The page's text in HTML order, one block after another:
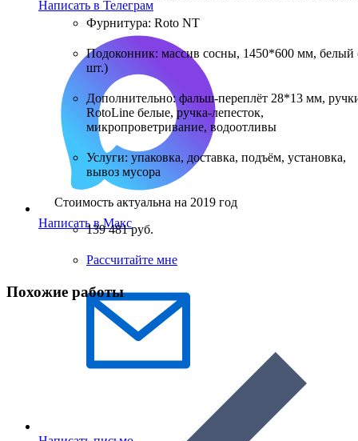
Написать в Телеграм
Написать в Макс
Фурнитура: Roto NT
Подоконник: массив сосны, 1450*600 мм, белый
шт.)
Дополнительно: фальш-переплёт 28*13 мм,
RotoLine белые, ручка-лепесток,
микропроветривание, водоотливы
Услуги: упаковка, доставка, подъём, установка,
вывоз мусора
Стоимость актуальна на 2019 год
139 481 руб.
Рассчитайте мне
Похожие работы